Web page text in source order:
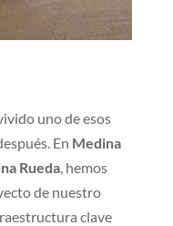
uno de esos
En Medina
Rueda, hemos
de nuestro
clave